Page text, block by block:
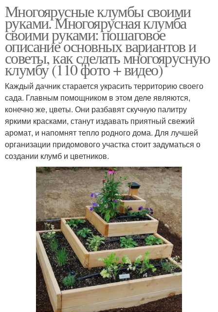
Клумбы из камня Клумбы из кирпича
Клумбы из готовых
изделий
Двухъярусная клумба
Деревянная клумба Клумба для цветов
Каменная клумба Клумба для дачи
Большая клумба Клумбы для цветов
Каскадная клумба Вертикальные клумбы
Многоярусные клумбы своими
руками. Многоярусная клумба
своими руками: пошаговое
описание основных вариантов и
советы, как сделать многоярусную
клумбу (110 фото + видео)
Каждый дачник старается украсить территорию своего
сада. Главным помощником в этом деле являются,
конечно же, цветы. Они разбавят скучную палитру
яркими красками, станут издавать приятный свежий
аромат, и напомнят тепло родного дома. Для лучшей
организации придомового участка стоит задуматься о
создании клумб и цветников.